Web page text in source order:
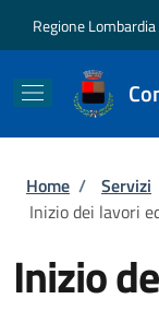
Regione Lombardia
Briciole
Home / Servizi
Inizio dei lavori
Inizio